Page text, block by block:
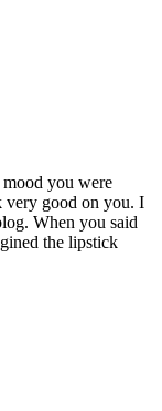
you were
very good on you. I
When you said
the lipstick